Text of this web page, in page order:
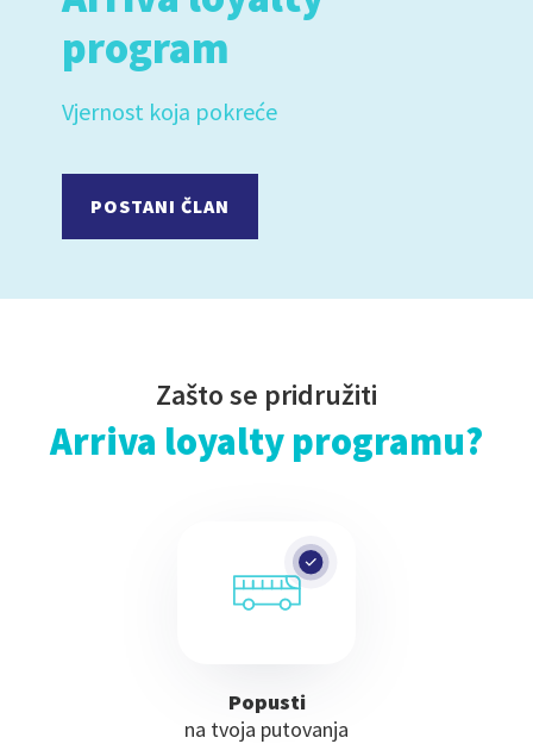
program
Vjernost koja pokreće
POSTANI ČLAN
Zašto se pridružiti
Arriva loyalty programu?
Popusti
na tvoja putovanja